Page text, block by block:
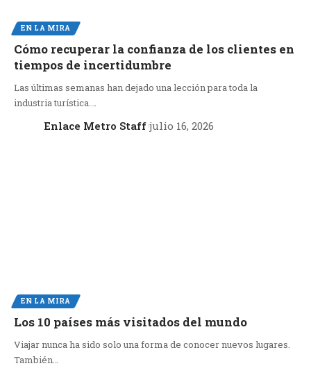
EN LA MIRA
Cómo recuperar la confianza de los clientes en
tiempos de incertidumbre
Las últimas semanas han dejado una lección para toda la
industria turística.…
Enlace Metro Staff julio 16, 2026
EN LA MIRA
Los 10 países más visitados del mundo
Viajar nunca ha sido solo una forma de conocer nuevos lugares.
También…